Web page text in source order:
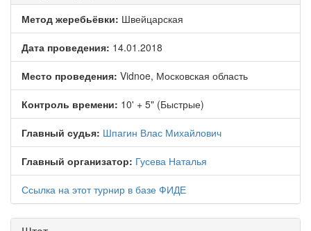
Метод жеребьёвки: Швейцарская
Дата проведения: 14.01.2018
Место проведения: Vidnoe, Московская область
Контроль времени: 10' + 5" (Быстрые)
Главный судья: Шпагин Влас Михайлович
Главный организатор: Гусева Наталья
Ссылка на этот турнир в базе ФИДЕ